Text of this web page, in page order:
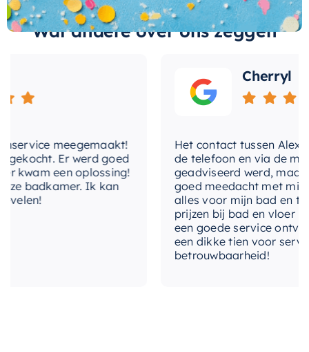
een product van het gerenommeerde merk
Mondiaz, bekend om zijn kwaliteitsproducten
Maak van uw badkamer een ruimte van comfort
en stijl met de Mondiaz Easy Toiletrolhouder
toiletrolhouder, het is een stukje design dat uw
badkamer een unieke uitstraling geeft.
Wat andere over ons zeggen
meegemaakt!
Er werd goed
een oplossing!
badkamer. Ik kan
Cherryl
Het contact tussen Alex en
de telefoon en via de mail,
geadviseerd werd, maar
goed meedacht met mij.
alles voor mijn bad en
prijzen bij bad en vloer
een goede service
een dikke tien voor
betrouwbaarheid!